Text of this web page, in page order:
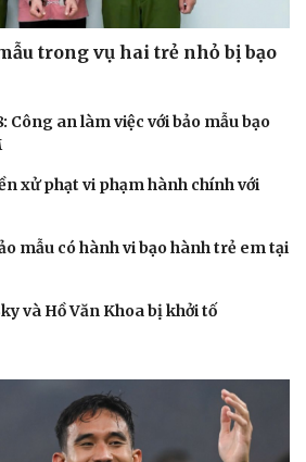
trong vụ hai trẻ nhỏ bị bạo
Công an làm việc với bảo mẫu bạo
xử phạt vi phạm hành chính với
mẫu có hành vi bạo hành trẻ em tại
và Hồ Văn Khoa bị khởi tố